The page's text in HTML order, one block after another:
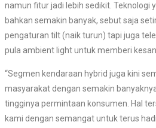
namun fitur jadi lebih sedikit. Teknologi
bahkan semakin banyak, sebut saja
pengaturan tilt (naik turun) tapi juga
pula ambient light untuk memberi
“Segmen kendaraan hybrid juga kini
masyarakat dengan semakin
tingginya permintaan konsumen. Hal
kami dengan semangat untuk terus